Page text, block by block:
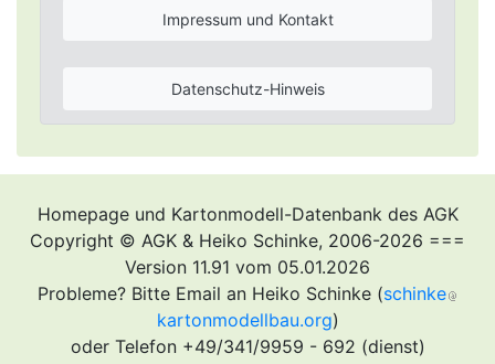
Impressum und Kontakt
Datenschutz-Hinweis
Homepage und Kartonmodell-Datenbank des AGK
Copyright © AGK & Heiko Schinke, 2006-2026 ===
Version 11.91 vom 05.01.2026
Probleme? Bitte Email an Heiko Schinke (schinke
kartonmodellbau.org)
oder Telefon +49/341/9959 - 692 (dienst)